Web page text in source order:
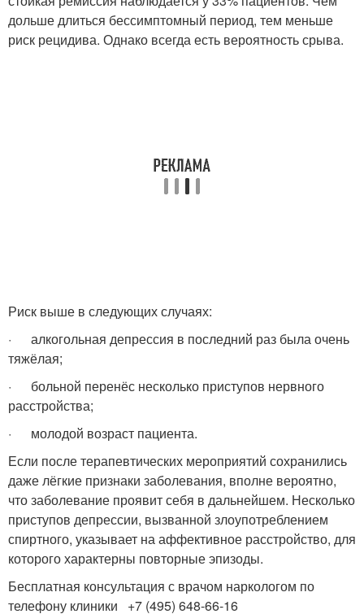
дольше длиться бессимптомный период, тем меньше
риск рецидива. Однако всегда есть вероятность срыва.
Риск выше в следующих случаях:
· алкогольная депрессия в последний раз была очень
тяжёлая;
· больной перенёс несколько приступов нервного
расстройства;
· молодой возраст пациента.
Если после терапевтических мероприятий сохранились
даже лёгкие признаки заболевания, вполне вероятно,
что заболевание проявит себя в дальнейшем. Несколько
приступов депрессии, вызванной злоупотреблением
спиртного, указывает на аффективное расстройство, для
которого характерны повторные эпизоды.
Бесплатная консультация с врачом наркологом по
телефону клиники +7 (495) 648-66-16